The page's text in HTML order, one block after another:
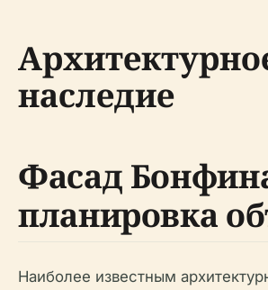
наследие
Фасад
планировка
Наиболее известным